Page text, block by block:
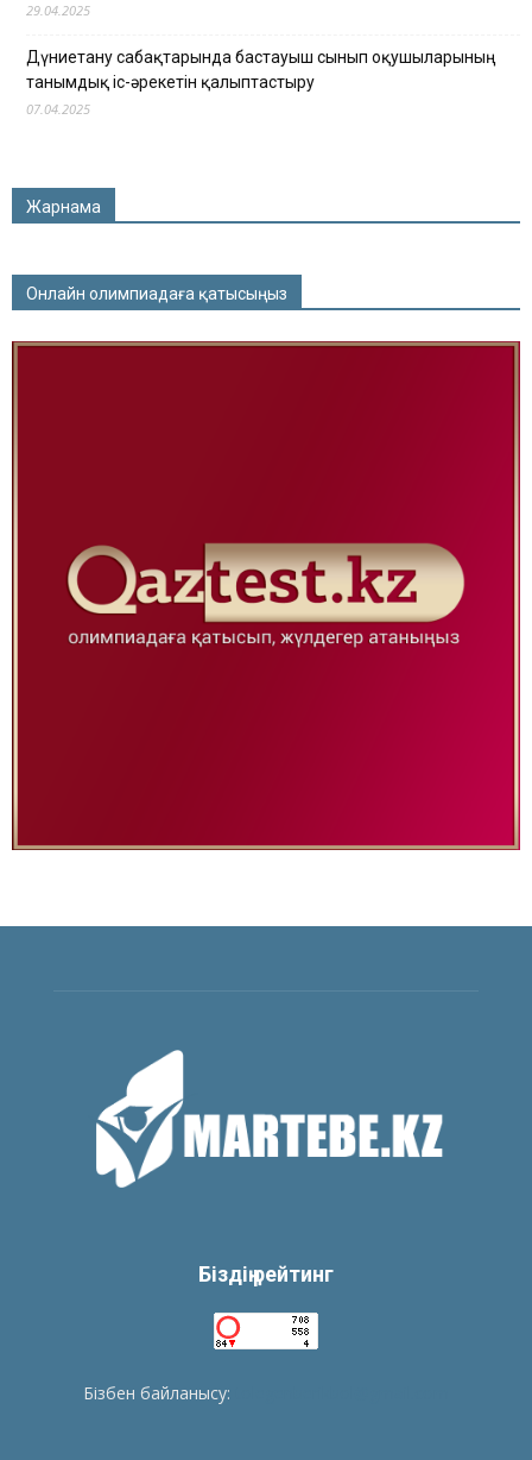
29.04.2025
Дүниетану сабақтарында бастауыш сынып оқушыларының
танымдық іс-әрекетін қалыптастыру
07.04.2025
Жарнама
Онлайн олимпиадаға қатысыңыз
Біздің рейтинг
Бізбен байланысу: